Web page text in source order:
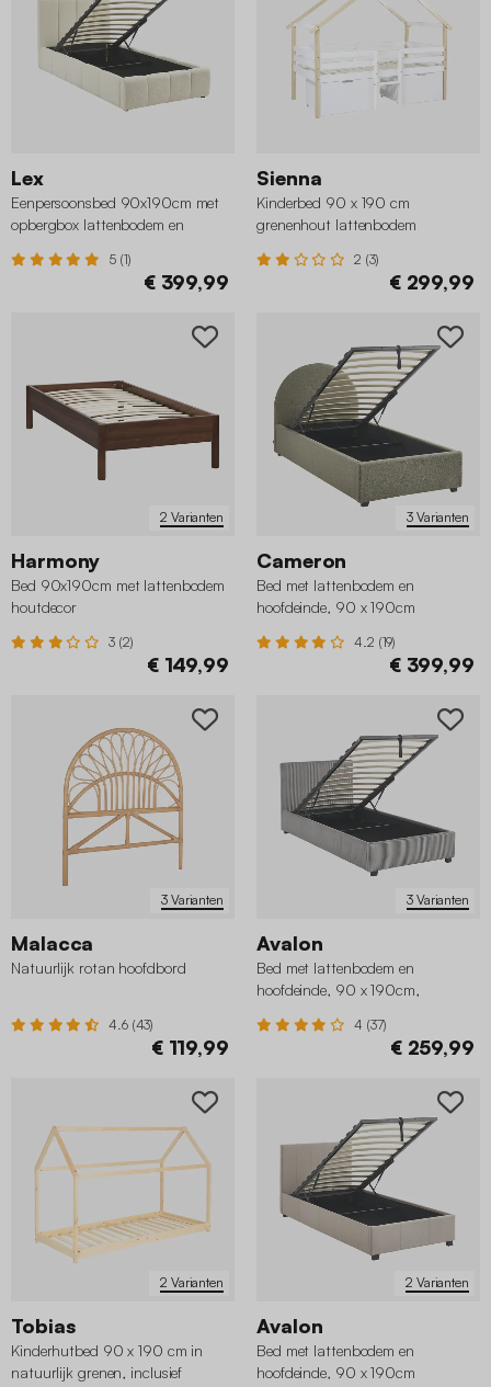
Lex
Eenpersoonsbed 90x190cm met
opbergbox lattenbodem en
bouclé
5 (1)
€ 399,99
Sienna
Kinderbed 90 x 190 cm
grenenhout lattenbodem
2 (3)
€ 299,99
2 Varianten
Harmony
Bed 90x190cm met lattenbodem
houtdecor
3 (2)
€ 149,99
3 Varianten
Cameron
Bed met lattenbodem en
hoofdeinde, 90 x 190cm
4.2 (19)
€ 399,99
3 Varianten
Malacca
Natuurlijk rotan hoofdbord
4.6 (43)
€ 119,99
3 Varianten
Avalon
Bed met lattenbodem en
hoofdeinde, 90 x 190cm,
4 (37)
€ 259,99
2 Varianten
Tobias
Kinderhutbed 90 x 190 cm in
natuurlijk grenen, inclusief
2 Varianten
Avalon
Bed met lattenbodem en
hoofdeinde, 90 x 190cm